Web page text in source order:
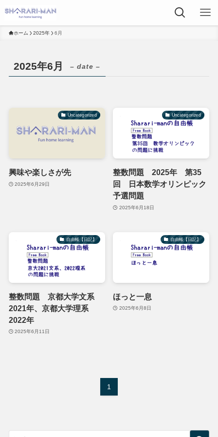
ホーム 2025年 6月
2025年6月 – date –
Uncategorized
興味や楽しさが先
2025年6月29日
Uncategorized
整数問題 2025年 第35
回 日本数学オリンピック
予選問題
2025年6月18日
自由帳【日記】
整数問題 京都大学文系
2021年、京都大学理系
2022年
2025年6月11日
自由帳【日記】
ほっと一息
2025年6月8日
1